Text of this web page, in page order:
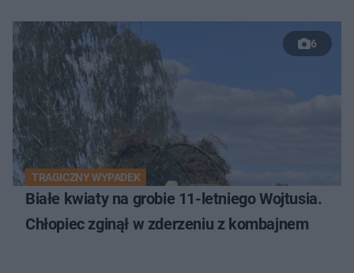
6
TRAGICZNY WYPADEK
Białe kwiaty na grobie 11-letniego Wojtusia.
Chłopiec zginął w zderzeniu z kombajnem